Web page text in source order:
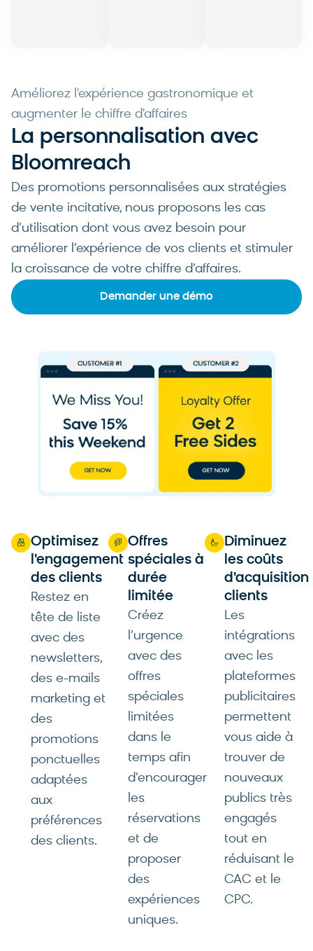
Améliorez l'expérience gastronomique et
augmenter le chiffre d'affaires
La personnalisation avec
Bloomreach
Des promotions personnalisées aux stratégies
de vente incitative, nous proposons les cas
d’utilisation dont vous avez besoin pour
améliorer l’expérience de vos clients et stimuler
la croissance de votre chiffre d’affaires.
Demander une démo
Optimisez
l'engagement
des clients
Restez en
tête de liste
avec des
newsletters,
des e-mails
marketing et
des
promotions
ponctuelles
adaptées
aux
préférences
des clients.
Offres
spéciales à
durée
limitée
Créez
l’urgence
avec des
offres
spéciales
limitées
dans le
temps afin
d’encourager
les
réservations
et de
proposer
des
expériences
uniques.
Diminuez
les coûts
d'acquisition
clients
Les
intégrations
avec les
plateformes
publicitaires
permettent
vous aide à
trouver de
nouveaux
publics très
engagés
tout en
réduisant le
CAC et le
CPC.